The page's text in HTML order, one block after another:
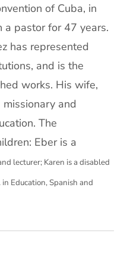
of Cuba, in
a pastor for 47 years.
has represented
and is the
works. His wife,
and
The
Eber is a
lecturer; Karen is a disabled
Education, Spanish and